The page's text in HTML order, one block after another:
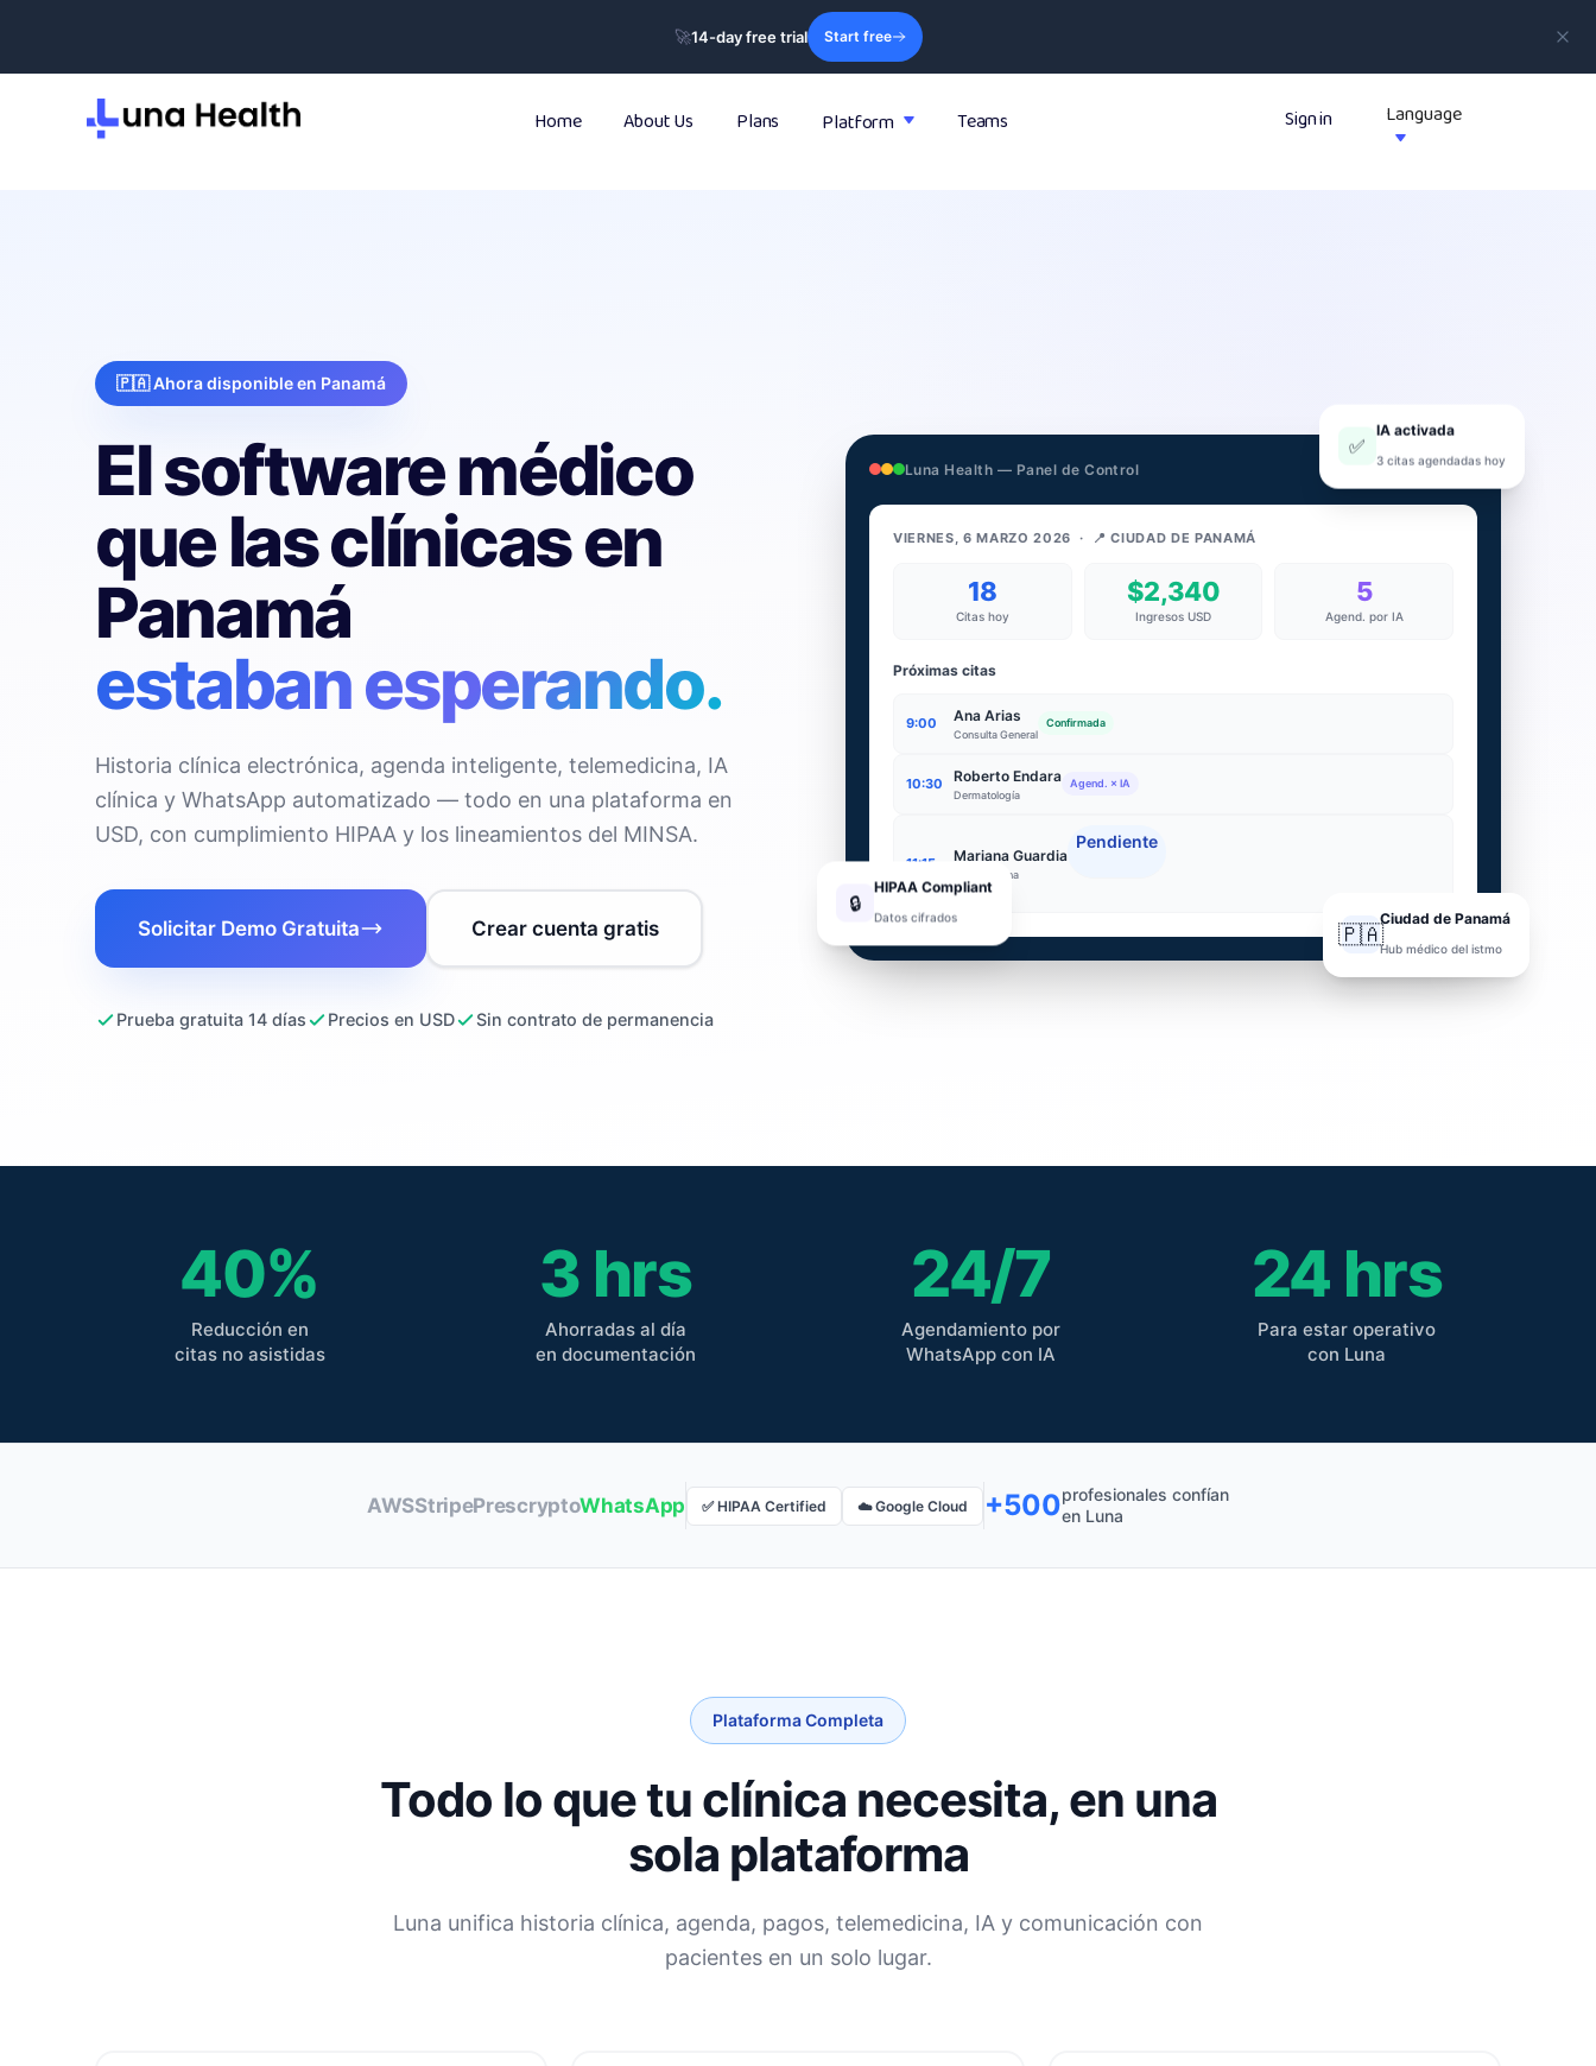
🚀14-day free trial Start free
Home About Us Plans Platform  Teams Sign in Language

🇵🇦 Ahora disponible en Panamá
El software médico
que las clínicas en
Panamá
estaban esperando.
Historia clínica electrónica, agenda inteligente, telemedicina, IA
clínica y WhatsApp automatizado — todo en una plataforma en
USD, con cumplimiento HIPAA y los lineamientos del MINSA.
Solicitar Demo Gratuita Crear cuenta gratis
Prueba gratuita 14 días Precios en USD Sin contrato de permanencia
Luna Health — Panel de Control
VIERNES, 6 MARZO 2026 · 📍 CIUDAD DE PANAMÁ
18
Citas hoy
$2,340
Ingresos USD
5
Agend. por IA
Próximas citas
9:00 Ana Arias
Consulta General
Confirmada
10:30 Roberto Endara
Dermatología
Agend. × IA
11:15 Mariana Guardia
Telemedicina
Pendiente
✅
IA activada
3 citas agendadas hoy
🔒
HIPAA Compliant
Datos cifrados 🇵🇦
Ciudad de Panamá
Hub médico del istmo
40%
Reducción en
citas no asistidas
3 hrs
Ahorradas al día
en documentación
24/7
Agendamiento por
WhatsApp con IA
24 hrs
Para estar operativo
con Luna
AWSStripePrescryptoWhatsApp ✅ HIPAA Certified ☁️ Google Cloud +500profesionales confían
en Luna
Plataforma Completa
Todo lo que tu clínica necesita, en una
sola plataforma
Luna unifica historia clínica, agenda, pagos, telemedicina, IA y comunicación con
pacientes en un solo lugar.